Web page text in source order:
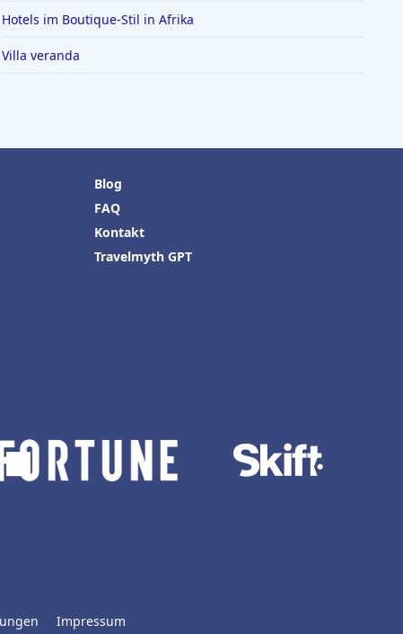
Hotels im Boutique-Stil in Afrika
Villa veranda
Blog
FAQ
Kontakt
Travelmyth GPT
Impressum